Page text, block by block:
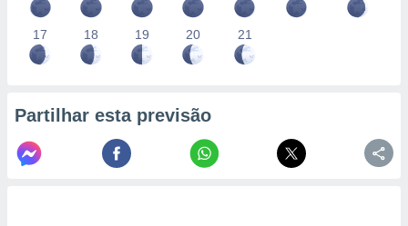
17 18 19 20 21
Partilhar esta previsão